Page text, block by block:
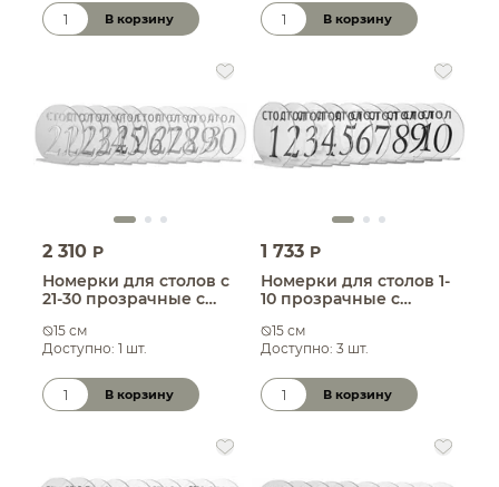
Количество товара
В корзину
Количество товара
В корзину
2 310 P
Номерки для столов с
21-30 прозрачные с
15 см
Доступно: 1 шт.
Количество товара
В корзину
1 733 P
Номерки для столов 1-
10 прозрачные с
15 см
Доступно: 3 шт.
Количество товара
В корзину